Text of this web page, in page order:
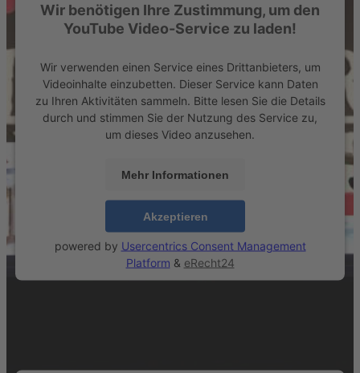
Wir benötigen Ihre Zustimmung, um den
YouTube Video-Service zu laden!
Wir verwenden einen Service eines Drittanbieters, um
Videoinhalte einzubetten. Dieser Service kann Daten
zu Ihren Aktivitäten sammeln. Bitte lesen Sie die Details
durch und stimmen Sie der Nutzung des Service zu,
um dieses Video anzusehen.
Mehr Informationen
Akzeptieren
powered by Usercentrics Consent Management
Platform & eRecht24